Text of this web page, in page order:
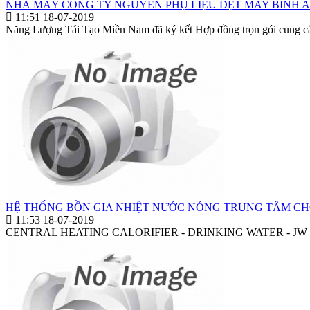
NHÀ MÁY CÔNG TY NGUYÊN PHỤ LIỆU DỆT MAY BÌNH
11:51 18-07-2019
Năng Lượng Tái Tạo Miền Nam đã ký kết Hợp đồng trọn gói cung
HỆ THỐNG BỒN GIA NHIỆT NƯỚC NÓNG TRUNG TÂM
11:53 18-07-2019
CENTRAL HEATING CALORIFIER - DRINKING WATER - JW